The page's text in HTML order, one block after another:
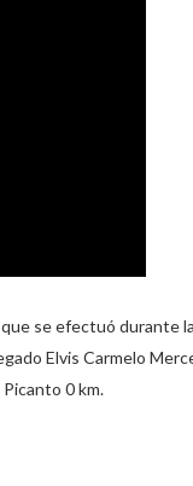
se efectuó durante
Elvis Carmelo
0 km.